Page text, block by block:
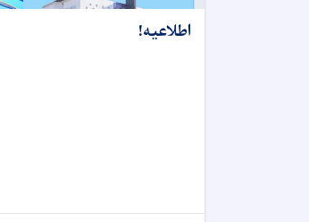
اطلاعیه!